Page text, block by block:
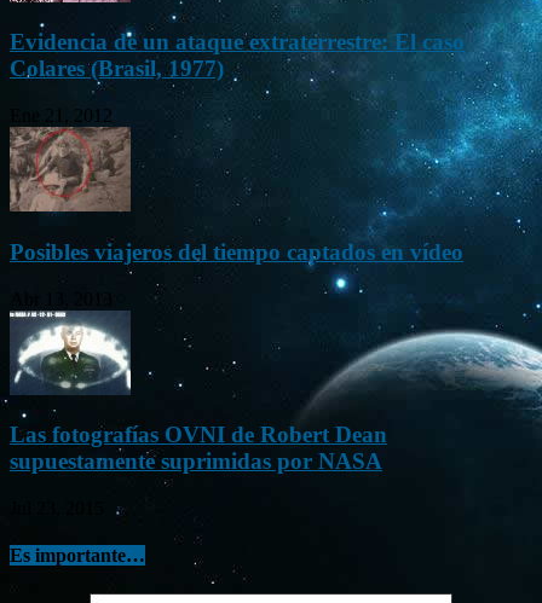
Evidencia de un ataque extraterrestre: El caso
Colares (Brasil, 1977)
Ene 21, 2012
Posibles viajeros del tiempo captados en vídeo
Las fotografías OVNI de Robert Dean
supuestamente suprimidas por NASA
Es importante…